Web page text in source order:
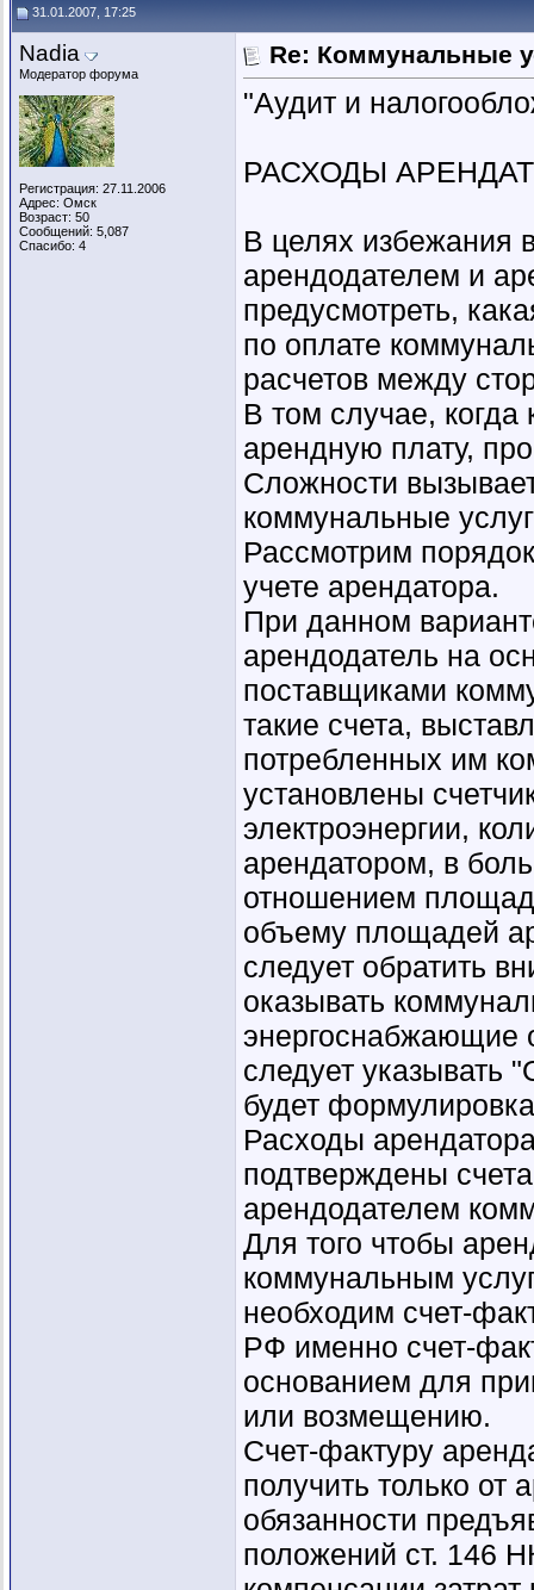
31.01.2007, 17:25
Nadia
Модератор форума
Регистрация: 27.11.2006
Адрес: Омск
Возраст: 50
Сообщений: 5,087
Спасибо: 4
Re: Коммунальные
"Аудит и
РАСХОДЫ
В целях избежания
арендодателем и
предусмотреть,
по оплате
расчетов между
В том случае,
арендную плату,
Сложности
коммунальные
Рассмотрим
учете арендатора.
При данном
арендодатель на
поставщиками
такие счета,
потребленных им
установлены
электроэнергии,
арендатором, в
отношением
объему площадей
следует обратить
оказывать
энергоснабжающие
следует указывать
будет
Расходы
подтверждены
арендодателем
Для того чтобы
коммунальным
необходим счет-
РФ именно счет-
основанием для
или возмещению.
Счет-фактуру
получить только от
обязанности
положений ст. 146